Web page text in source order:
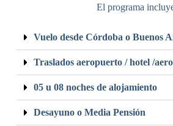
El programa
Vuelo desde Córdoba o Buenos
Traslados aeropuerto / hotel /
05 u 08 noches de alojamiento
Desayuno o Media Pensión